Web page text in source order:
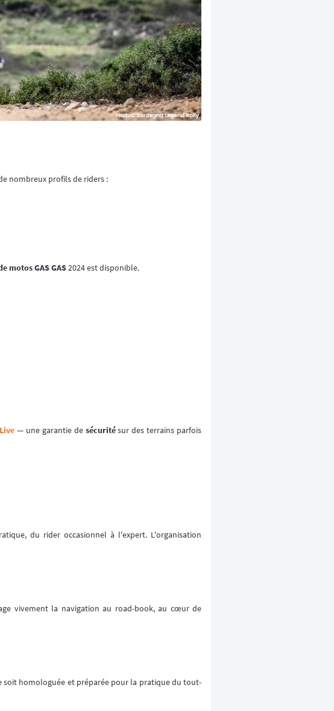
nombreux profils de riders :
motos GAS GAS2024 est disponible.
— une garantie de sécuritésur des terrains parfois
du rider occasionnel à l'expert. L'organisation
vivement la navigation au road-book, au cœur de
homologuée et préparée pour la pratique du tout-